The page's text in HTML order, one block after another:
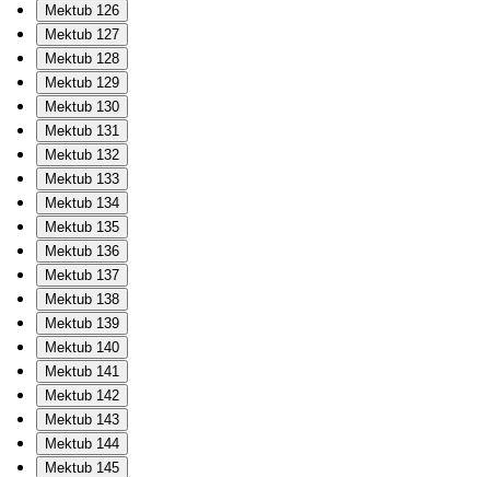
Mektub 126
Mektub 127
Mektub 128
Mektub 129
Mektub 130
Mektub 131
Mektub 132
Mektub 133
Mektub 134
Mektub 135
Mektub 136
Mektub 137
Mektub 138
Mektub 139
Mektub 140
Mektub 141
Mektub 142
Mektub 143
Mektub 144
Mektub 145